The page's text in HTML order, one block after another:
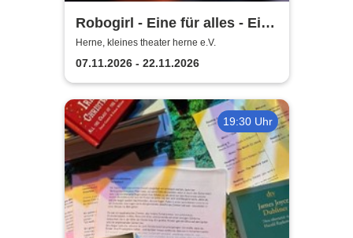
Robogirl - Eine für alles - Eine
Komödie aus der nahen
Zukunft
Herne, kleines theater herne e.V.
07.11.2026 - 22.11.2026
19:30 Uhr